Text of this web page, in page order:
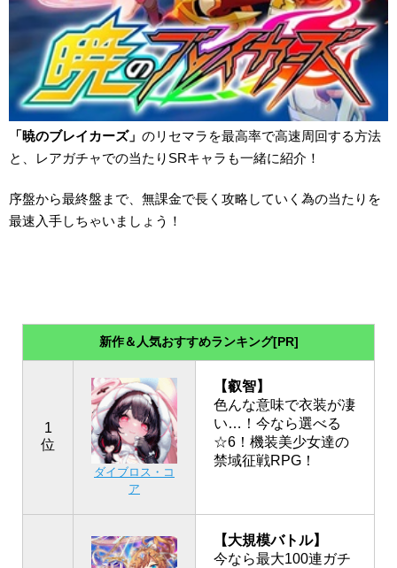
「暁のブレイカーズ」 のリセマラを最高率で高速周回する方法
と、レアガチャでの当たりSRキャラも一緒に紹介！
序盤から最終盤まで、無課金で長く攻略していく為の当たりを
最速入手しちゃいましょう！
新作＆人気おすすめランキング[PR]
1
位
ダイブロス・コ
ア
【叡智】
色んな意味で衣装が凄
い…！今なら選べる
☆6！機装美少女達の
禁域征戦RPG！
【大規模バトル】
今なら最大100連ガチ